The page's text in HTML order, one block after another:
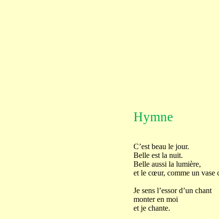
Hymne
C’est beau le jour.
Belle est la nuit.
Belle aussi la lumière,
et le cœur, comme un vase
Je sens l’essor d’un chant
monter en moi
et je chante.